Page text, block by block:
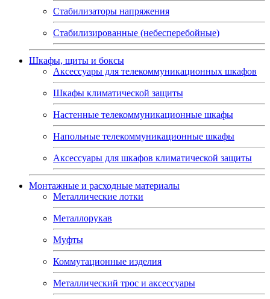
Стабилизаторы напряжения
Стабилизированные (небесперебойные)
Шкафы, щиты и боксы
Аксессуары для телекоммуникационных шкафов
Шкафы климатической защиты
Настенные телекоммуникационные шкафы
Напольные телекоммуникационные шкафы
Аксессуары для шкафов климатической защиты
Монтажные и расходные материалы
Металлические лотки
Металлорукав
Муфты
Коммутационные изделия
Металлический трос и аксессуары